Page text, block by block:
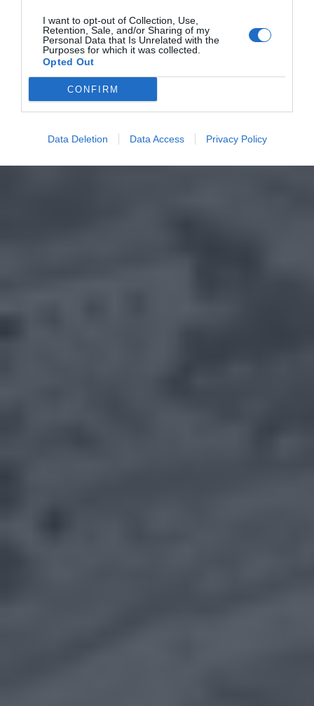
I want to opt-out of Collection, Use,
Retention, Sale, and/or Sharing of my
Personal Data that Is Unrelated with the
Purposes for which it was collected.
Opted Out
CONFIRM
Data Deletion Data Access Privacy Policy